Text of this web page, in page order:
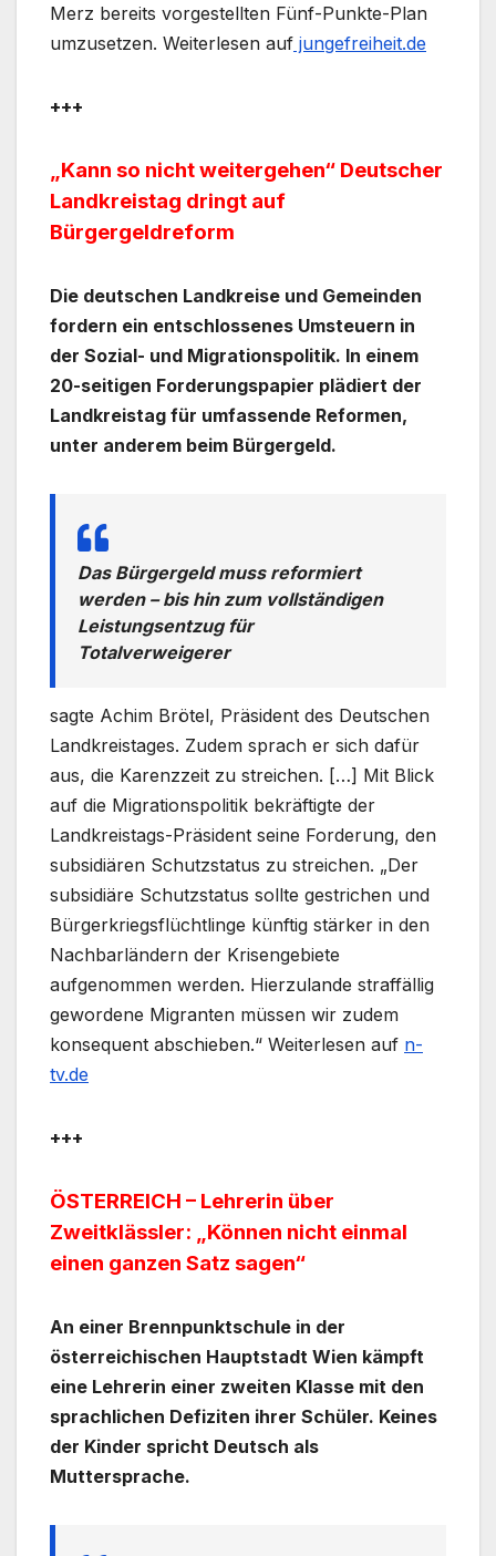
Merz bereits vorgestellten Fünf-Punkte-Plan
umzusetzen. Weiterlesen auf jungefreiheit.de
+++
„Kann so nicht weitergehen“ Deutscher
Landkreistag dringt auf
Bürgergeldreform
Die deutschen Landkreise und Gemeinden
fordern ein entschlossenes Umsteuern in
der Sozial- und Migrationspolitik. In einem
20-seitigen Forderungspapier plädiert der
Landkreistag für umfassende Reformen,
unter anderem beim Bürgergeld.
Das Bürgergeld muss reformiert
werden – bis hin zum vollständigen
Leistungsentzug für
Totalverweigerer
sagte Achim Brötel, Präsident des Deutschen
Landkreistages. Zudem sprach er sich dafür
aus, die Karenzzeit zu streichen. […] Mit Blick
auf die Migrationspolitik bekräftigte der
Landkreistags-Präsident seine Forderung, den
subsidiären Schutzstatus zu streichen. „Der
subsidiäre Schutzstatus sollte gestrichen und
Bürgerkriegsflüchtlinge künftig stärker in den
Nachbarländern der Krisengebiete
aufgenommen werden. Hierzulande straffällig
gewordene Migranten müssen wir zudem
konsequent abschieben.“ Weiterlesen auf n-
tv.de
+++
ÖSTERREICH – Lehrerin über
Zweitklässler: „Können nicht einmal
einen ganzen Satz sagen“
An einer Brennpunktschule in der
österreichischen Hauptstadt Wien kämpft
eine Lehrerin einer zweiten Klasse mit den
sprachlichen Defiziten ihrer Schüler. Keines
der Kinder spricht Deutsch als
Muttersprache.